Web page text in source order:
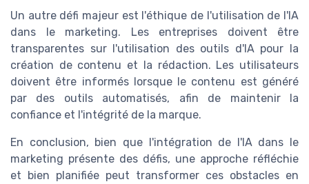
Un autre défi majeur est l'éthique de l'utilisation de l'IA
dans le marketing. Les entreprises doivent être
transparentes sur l'utilisation des outils d'IA pour la
création de contenu et la rédaction. Les utilisateurs
doivent être informés lorsque le contenu est généré
par des outils automatisés, afin de maintenir la
confiance et l'intégrité de la marque.
En conclusion, bien que l'intégration de l'IA dans le
marketing présente des défis, une approche réfléchie
et bien planifiée peut transformer ces obstacles en